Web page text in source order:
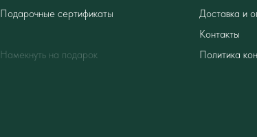
Подарочные сертификаты
Намекнуть на подарок
Контакты
Доставка и
Политика